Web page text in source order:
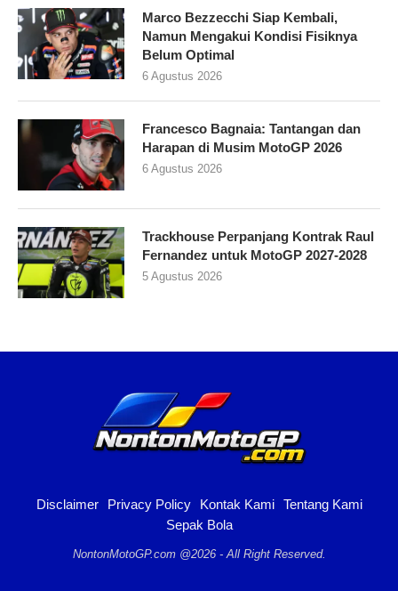
Marco Bezzecchi Siap Kembali,
Namun Mengakui Kondisi Fisiknya
Belum Optimal
6 Agustus 2026
Francesco Bagnaia: Tantangan dan
Harapan di Musim MotoGP 2026
6 Agustus 2026
Trackhouse Perpanjang Kontrak Raul
Fernandez untuk MotoGP 2027-2028
5 Agustus 2026
Disclaimer Privacy Policy Kontak Kami
Tentang Kami
Sepak Bola
NontonMotoGP.com @2026 - All Right Reserved.